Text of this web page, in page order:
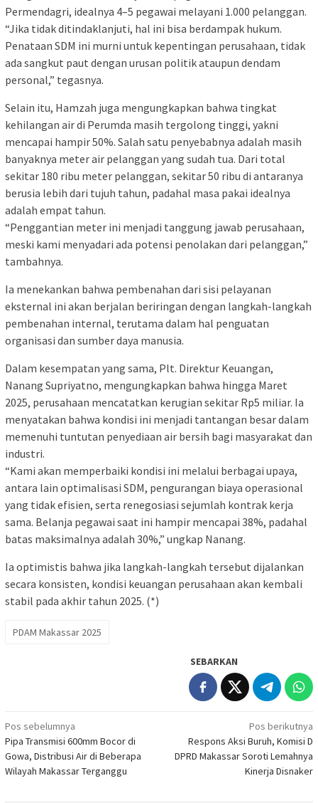
Permendagri, idealnya 4–5 pegawai melayani 1.000 pelanggan.
“Jika tidak ditindaklanjuti, hal ini bisa berdampak hukum.
Penataan SDM ini murni untuk kepentingan perusahaan, tidak
ada sangkut paut dengan urusan politik ataupun dendam
personal,” tegasnya.
Selain itu, Hamzah juga mengungkapkan bahwa tingkat
kehilangan air di Perumda masih tergolong tinggi, yakni
mencapai hampir 50%. Salah satu penyebabnya adalah masih
banyaknya meter air pelanggan yang sudah tua. Dari total
sekitar 180 ribu meter pelanggan, sekitar 50 ribu di antaranya
berusia lebih dari tujuh tahun, padahal masa pakai idealnya
adalah empat tahun.
“Penggantian meter ini menjadi tanggung jawab perusahaan,
meski kami menyadari ada potensi penolakan dari pelanggan,”
tambahnya.
Ia menekankan bahwa pembenahan dari sisi pelayanan
eksternal ini akan berjalan beriringan dengan langkah-langkah
pembenahan internal, terutama dalam hal penguatan
organisasi dan sumber daya manusia.
Dalam kesempatan yang sama, Plt. Direktur Keuangan,
Nanang Supriyatno, mengungkapkan bahwa hingga Maret
2025, perusahaan mencatatkan kerugian sekitar Rp5 miliar. Ia
menyatakan bahwa kondisi ini menjadi tantangan besar dalam
memenuhi tuntutan penyediaan air bersih bagi masyarakat dan
industri.
“Kami akan memperbaiki kondisi ini melalui berbagai upaya,
antara lain optimalisasi SDM, pengurangan biaya operasional
yang tidak efisien, serta renegosiasi sejumlah kontrak kerja
sama. Belanja pegawai saat ini hampir mencapai 38%, padahal
batas maksimalnya adalah 30%,” ungkap Nanang.
Ia optimistis bahwa jika langkah-langkah tersebut dijalankan
secara konsisten, kondisi keuangan perusahaan akan kembali
stabil pada akhir tahun 2025. (*)
PDAM Makassar 2025
SEBARKAN
Navigasi
pos
Pos sebelumnya
Pipa Transmisi 600mm Bocor di
Gowa, Distribusi Air di Beberapa
Wilayah Makassar Terganggu
Pos berikutnya
Respons Aksi Buruh, Komisi D
DPRD Makassar Soroti Lemahnya
Kinerja Disnaker